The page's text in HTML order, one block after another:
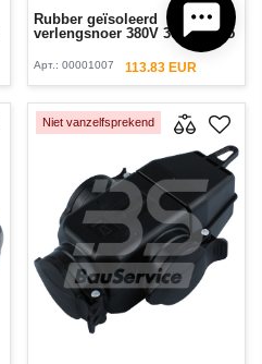
Rubber geïsoleerd
verlengsnoer 380V 30 m 4x2,5
Арт.: 00001007 113.83 EUR
Niet vanzelfsprekend